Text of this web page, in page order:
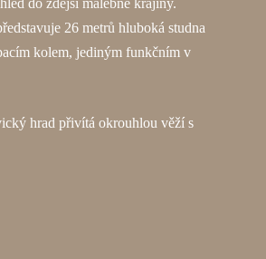
do zdejší malebné krajiny.
26 metrů hluboká studna
kolem, jediným funkčním v
hrad přivítá okrouhlou věží s